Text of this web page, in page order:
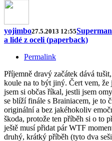
yojimbo27.5.2013 12:55
a lidé z oceli (paperback)
Permalink
Příjemně dravý začátek dává
koule na to být jiný. Čert vem, že
jsem si občas říkal, jestli jsem
se blíží finále s Brainiacem, je to
originální a bez jakéhokoliv
škoda, protože ten příběh si o to
ještě musí přidat pár WTF
druhý, krátký příběh (tyto dva